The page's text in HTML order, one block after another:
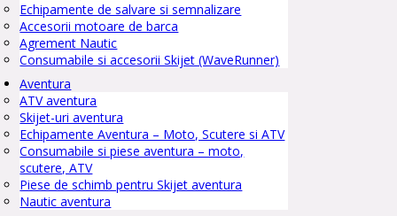
Echipamente de salvare si semnalizare
Accesorii motoare de barca
Agrement Nautic
Consumabile si accesorii Skijet (WaveRunner)
Aventura
ATV aventura
Skijet-uri aventura
Echipamente Aventura – Moto, Scutere si ATV
Consumabile si piese aventura – moto,
scutere, ATV
Piese de schimb pentru Skijet aventura
Nautic aventura